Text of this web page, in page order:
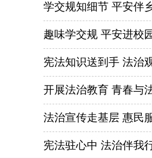
学交规知细节 平安伴
趣味学交规 平安进校园
宪法知识送到手 法治
开展法治教育 青春与
法治宣传走基层 惠民
宪法驻心中 法治伴我